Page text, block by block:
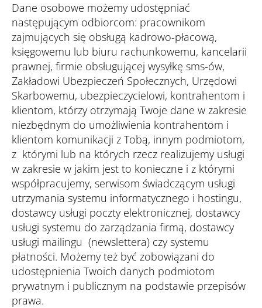
Dane osobowe możemy udostępniać
następującym odbiorcom: pracownikom
zajmujących się obsługą kadrowo-płacową,
księgowemu lub biuru rachunkowemu, kancelarii
prawnej, firmie obsługującej wysyłkę sms-ów,
Zakładowi Ubezpieczeń Społecznych, Urzędowi
Skarbowemu, ubezpieczycielowi, kontrahentom i
klientom, którzy otrzymają Twoje dane w zakresie
niezbędnym do umożliwienia kontrahentom i
klientom komunikacji z Tobą, innym podmiotom,
z którymi lub na których rzecz realizujemy usługi
w zakresie w jakim jest to konieczne i z którymi
współpracujemy, serwisom świadczącym usługi
utrzymania systemu informatycznego i hostingu,
dostawcy usługi poczty elektronicznej, dostawcy
usługi systemu do zarządzania firmą, dostawcy
usługi mailingu (newslettera) czy systemu
płatności. Możemy też być zobowiązani do
udostępnienia Twoich danych podmiotom
prywatnym i publicznym na podstawie przepisów
prawa.